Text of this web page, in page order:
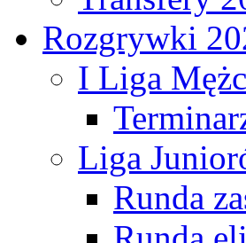
Rozgrywki
I Liga
Liga
Runda